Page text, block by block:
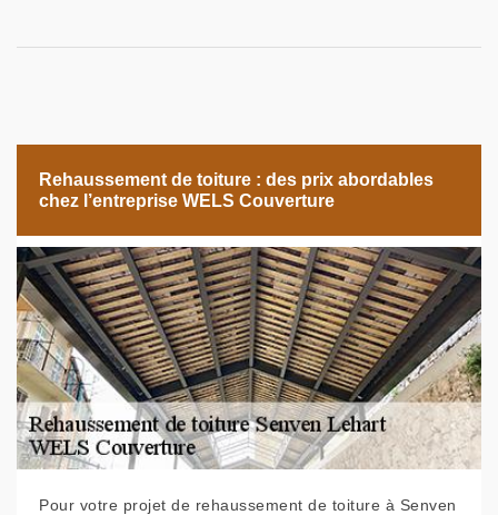
Rehaussement de toiture : des prix abordables
chez l’entreprise WELS Couverture
Pour votre projet de rehaussement de toiture à Senven